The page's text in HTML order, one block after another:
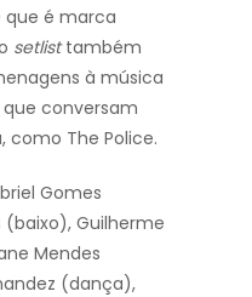
que é marca
setlisttambém
à música
conversam
como The Police.
Gomes
Guilherme
Mendes
(dança),